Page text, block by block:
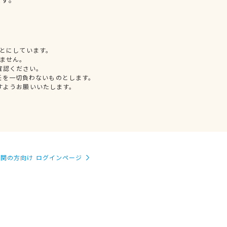
しています。
せん。
ください。
一切負わないものとします。
うお願いいたします。
の方向け ログインページ